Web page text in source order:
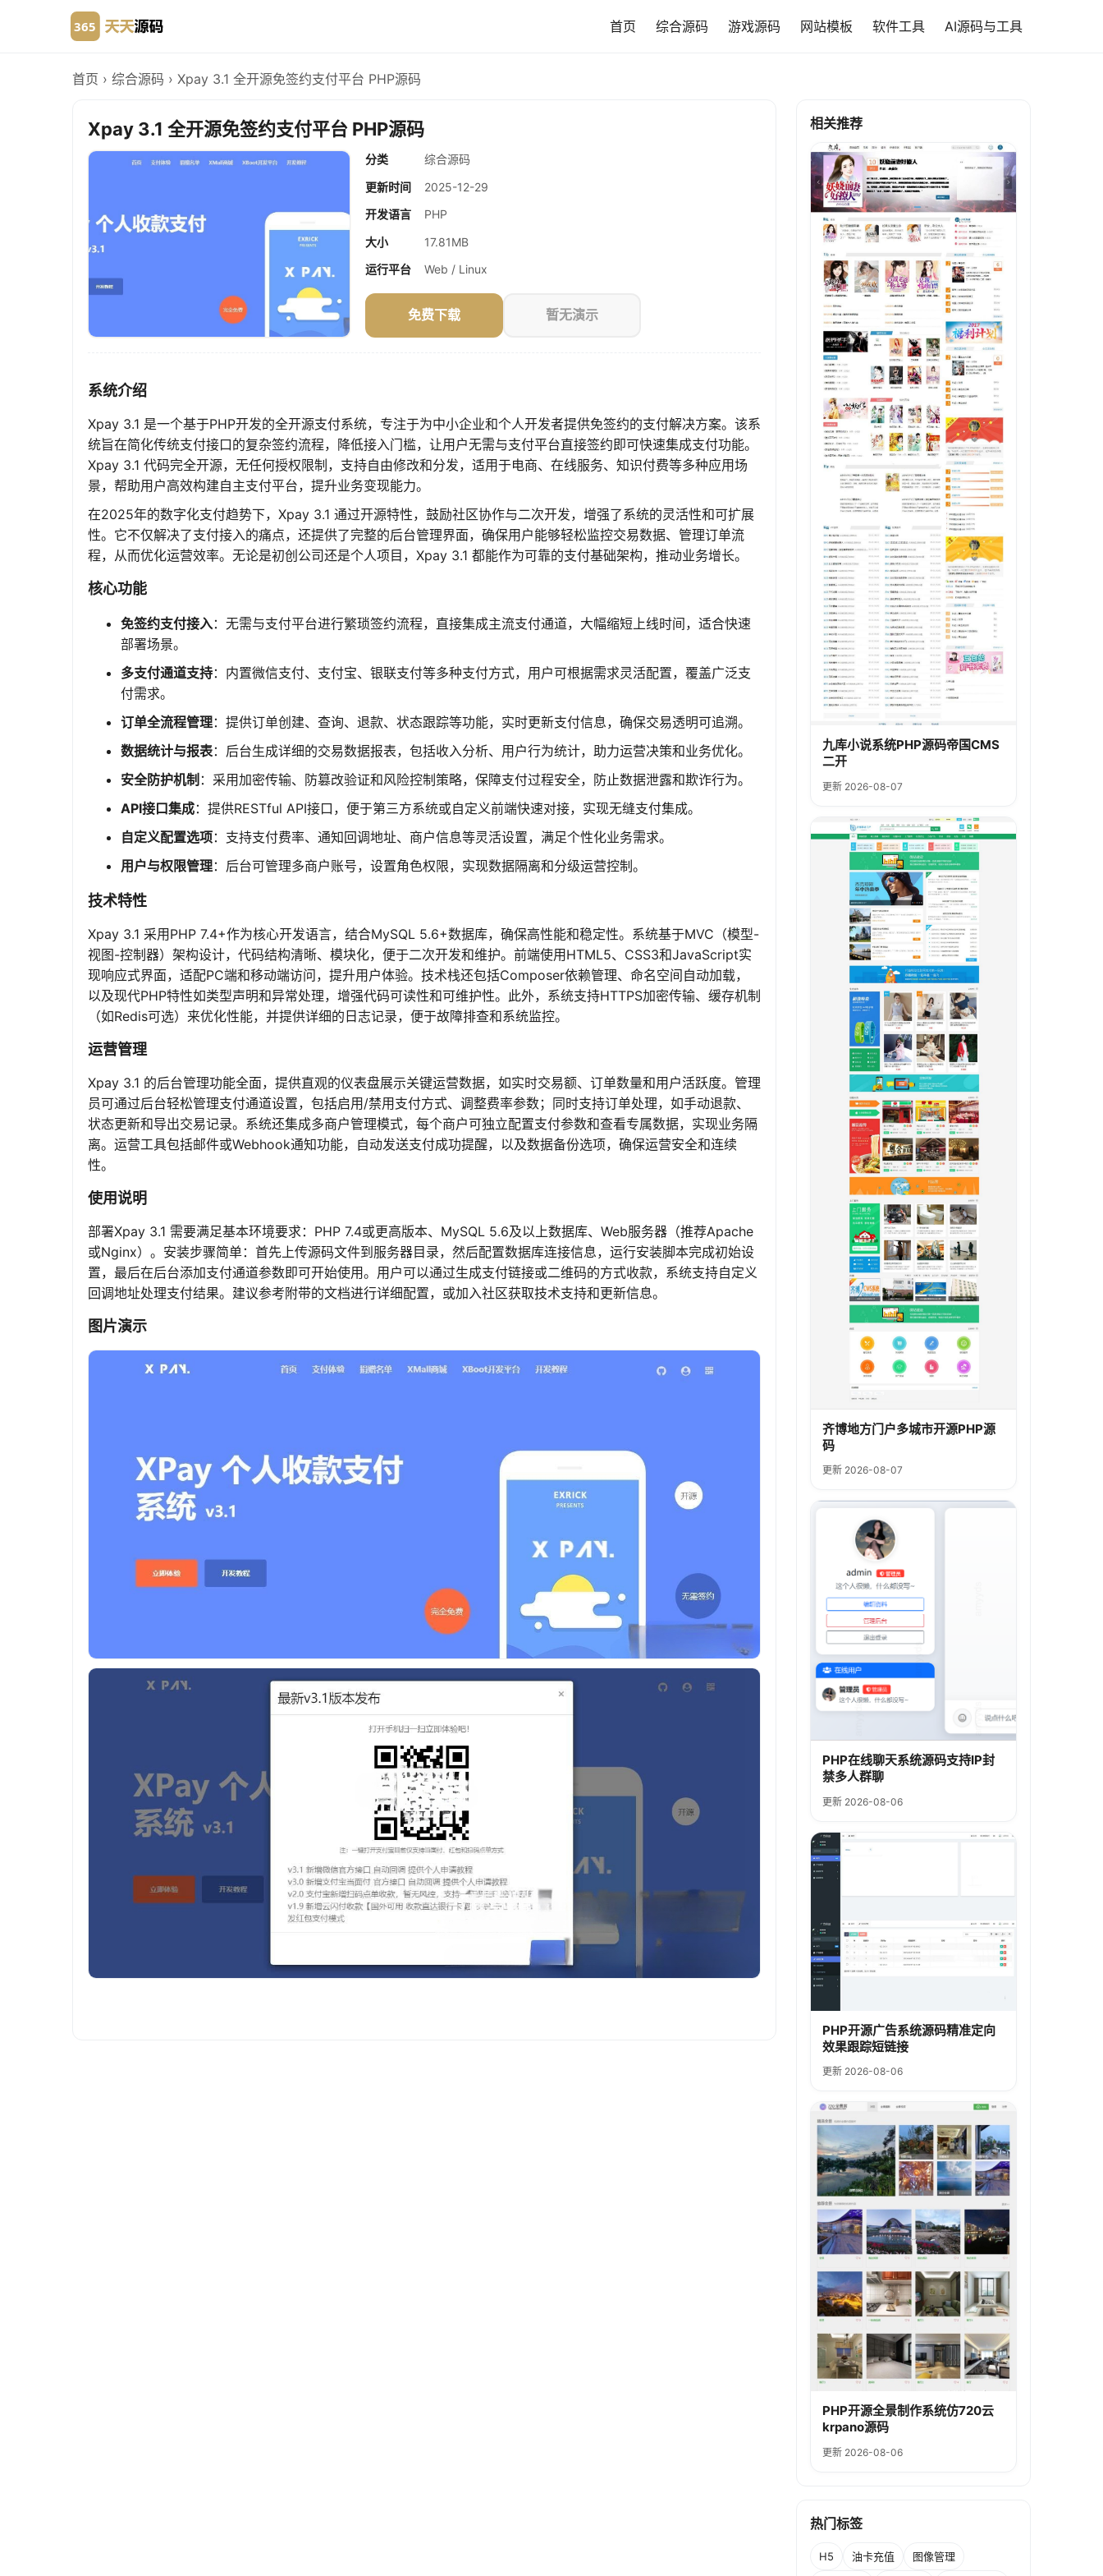
首页 综合源码 游戏源码 网站模板 软件工具 AI源码与工具
首页 › 综合源码 › Xpay 3.1 全开源免签约支付平台 PHP源码
Xpay 3.1 全开源免签约支付平台 PHP源码
分类
综合源码
更新时间
2025-12-29
开发语言
PHP
大小
17.81MB
运行平台
Web / Linux
免费下载 暂无演示
系统介绍
Xpay 3.1 是一个基于PHP开发的全开源支付系统，专注于为中小企业和个人开发者提供免签约的支付解决方案。该系
统旨在简化传统支付接口的复杂签约流程，降低接入门槛，让用户无需与支付平台直接签约即可快速集成支付功能。
Xpay 3.1 代码完全开源，无任何授权限制，支持自由修改和分发，适用于电商、在线服务、知识付费等多种应用场
景，帮助用户高效构建自主支付平台，提升业务变现能力。
在2025年的数字化支付趋势下，Xpay 3.1 通过开源特性，鼓励社区协作与二次开发，增强了系统的灵活性和可扩展
性。它不仅解决了支付接入的痛点，还提供了完整的后台管理界面，确保用户能够轻松监控交易数据、管理订单流
程，从而优化运营效率。无论是初创公司还是个人项目，Xpay 3.1 都能作为可靠的支付基础架构，推动业务增长。
核心功能
免签约支付接入：无需与支付平台进行繁琐签约流程，直接集成主流支付通道，大幅缩短上线时间，适合快速
部署场景。
多支付通道支持：内置微信支付、支付宝、银联支付等多种支付方式，用户可根据需求灵活配置，覆盖广泛支
付需求。
订单全流程管理：提供订单创建、查询、退款、状态跟踪等功能，实时更新支付信息，确保交易透明可追溯。
数据统计与报表：后台生成详细的交易数据报表，包括收入分析、用户行为统计，助力运营决策和业务优化。
安全防护机制 ：采用加密传输、防篡改验证和风险控制策略，保障支付过程安全，防止数据泄露和欺诈行为。
API接口集成：提供RESTful API接口，便于第三方系统或自定义前端快速对接，实现无缝支付集成。
自定义配置选项：支持支付费率、通知回调地址、商户信息等灵活设置，满足个性化业务需求。
用户与权限管理：后台可管理多商户账号，设置角色权限，实现数据隔离和分级运营控制。
技术特性
Xpay 3.1 采用PHP 7.4+作为核心开发语言，结合MySQL 5.6+数据库，确保高性能和稳定性。系统基于MVC（模型-
视图-控制器）架构设计，代码结构清晰、模块化，便于二次开发和维护。前端使用HTML5、CSS3和JavaScript实
现响应式界面，适配PC端和移动端访问，提升用户体验。技术栈还包括Composer依赖管理、命名空间自动加载，
以及现代PHP特性如类型声明和异常处理，增强代码可读性和可维护性。此外，系统支持HTTPS加密传输、缓存机制
（如Redis可选）来优化性能，并提供详细的日志记录，便于故障排查和系统监控。
运营管理
Xpay 3.1 的后台管理功能全面，提供直观的仪表盘展示关键运营数据，如实时交易额、订单数量和用户活跃度。管理
员可通过后台轻松管理支付通道设置，包括启用/禁用支付方式、调整费率参数；同时支持订单处理，如手动退款、
状态更新和导出交易记录。系统还集成多商户管理模式，每个商户可独立配置支付参数和查看专属数据，实现业务隔
离。运营工具包括邮件或Webhook通知功能，自动发送支付成功提醒，以及数据备份选项，确保运营安全和连续
性。
使用说明
部署Xpay 3.1 需要满足基本环境要求：PHP 7.4或更高版本、MySQL 5.6及以上数据库、Web服务器（推荐Apache
或Nginx）。安装步骤简单：首先上传源码文件到服务器目录，然后配置数据库连接信息，运行安装脚本完成初始设
置，最后在后台添加支付通道参数即可开始使用。用户可以通过生成支付链接或二维码的方式收款，系统支持自定义
回调地址处理支付结果。建议参考附带的文档进行详细配置，或加入社区获取技术支持和更新信息。
图片演示
相关推荐
九库小说系统PHP源码帝国CMS
二开
更新 2026-08-07
齐博地方门户多城市开源PHP源
码
更新 2026-08-07
PHP在线聊天系统源码支持IP封
禁多人群聊
更新 2026-08-06
PHP开源广告系统源码精准定向
效果跟踪短链接
更新 2026-08-06
PHP开源全景制作系统仿720云
krpano源码
更新 2026-08-06
热门标签
H5 油卡充值 图像管理